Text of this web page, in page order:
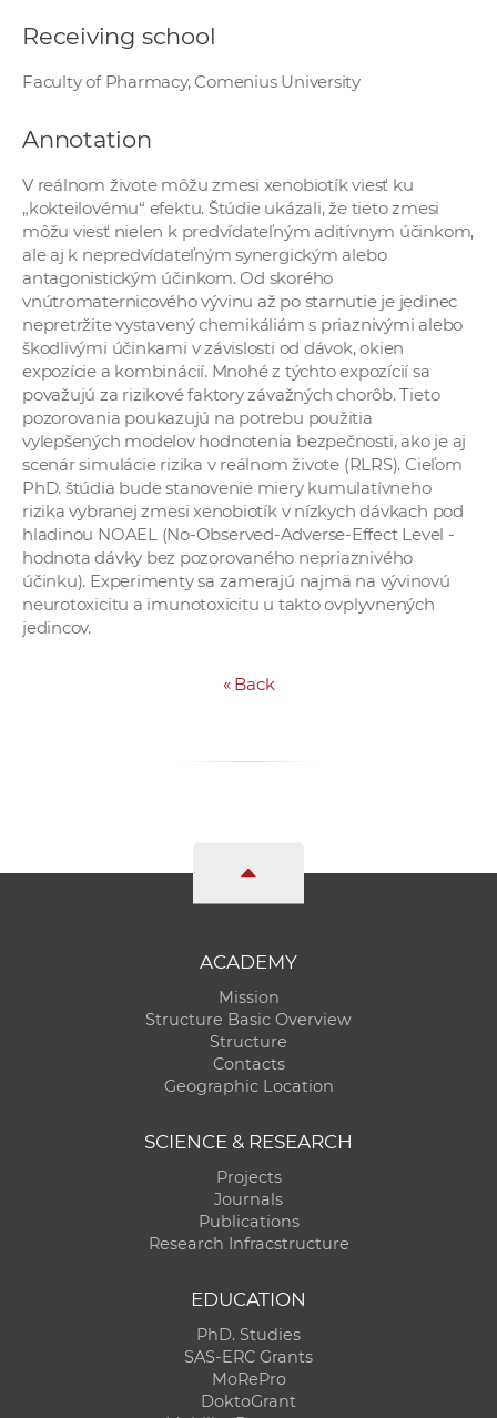
Receiving school
Faculty of Pharmacy, Comenius University
Annotation
V reálnom živote môžu zmesi xenobiotík viesť ku
„kokteilovému“ efektu. Štúdie ukázali, že tieto zmesi
môžu viesť nielen k predvídateľným aditívnym účinkom,
ale aj k nepredvídateľným synergickým alebo
antagonistickým účinkom. Od skorého
vnútromaternicového vývinu až po starnutie je jedinec
nepretržite vystavený chemikáliám s priaznivými alebo
škodlivými účinkami v závislosti od dávok, okien
expozície a kombinácií. Mnohé z týchto expozícií sa
považujú za rizikové faktory závažných chorôb. Tieto
pozorovania poukazujú na potrebu použitia
vylepšených modelov hodnotenia bezpečnosti, ako je aj
scenár simulácie rizika v reálnom živote (RLRS). Cieľom
PhD. štúdia bude stanovenie miery kumulatívneho
rizika vybranej zmesi xenobiotík v nízkych dávkach pod
hladinou NOAEL (No-Observed-Adverse-Effect Level -
hodnota dávky bez pozorovaného nepriaznivého
účinku). Experimenty sa zamerajú najmä na vývinovú
neurotoxicitu a imunotoxicitu u takto ovplyvnených
jedincov.
«Back
ACADEMY
Mission
Structure Basic Overview
Structure
Contacts
Geographic Location
SCIENCE & RESEARCH
Projects
Journals
Publications
Research Infracstructure
EDUCATION
PhD. Studies
SAS-ERC Grants
MoRePro
DoktoGrant